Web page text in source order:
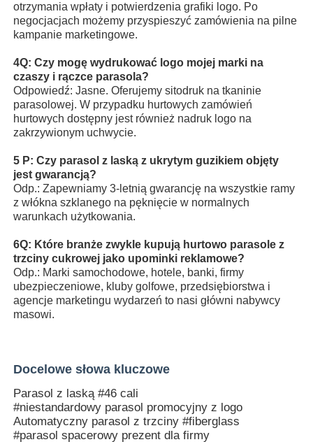
otrzymania wpłaty i potwierdzenia grafiki logo. Po
negocjacjach możemy przyspieszyć zamówienia na pilne
kampanie marketingowe.
4Q: Czy mogę wydrukować logo mojej marki na
czaszy i rączce parasola?
Odpowiedź: Jasne. Oferujemy sitodruk na tkaninie
parasolowej. W przypadku hurtowych zamówień
hurtowych dostępny jest również nadruk logo na
zakrzywionym uchwycie.
5 P: Czy parasol z laską z ukrytym guzikiem objęty
jest gwarancją?
Odp.: Zapewniamy 3-letnią gwarancję na wszystkie ramy
z włókna szklanego na pęknięcie w normalnych
warunkach użytkowania.
6Q: Które branże zwykle kupują hurtowo parasole z
trzciny cukrowej jako upominki reklamowe?
Odp.: Marki samochodowe, hotele, banki, firmy
ubezpieczeniowe, kluby golfowe, przedsiębiorstwa i
agencje marketingu wydarzeń to nasi główni nabywcy
masowi.
Docelowe słowa kluczowe
Parasol z laską #46 cali
#niestandardowy parasol promocyjny z logo
Automatyczny parasol z trzciny #fiberglass
#parasol spacerowy prezent dla firmy